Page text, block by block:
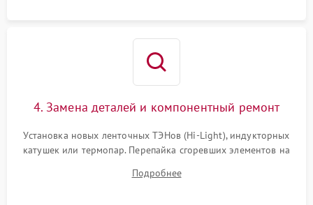
4. Замена деталей и компонентный ремонт
Установка новых ленточных ТЭНов (Hi-Light), индукторных
катушек или термопар. Перепайка сгоревших элементов на
дорожек. Очистка контактов и замена поврежденной
Подробнее